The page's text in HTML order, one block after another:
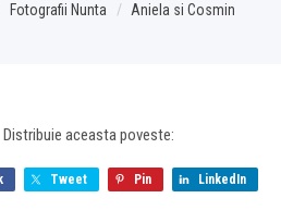
Fotografii Nunta Aniela si Cosmin
Distribuie aceasta poveste:
Tweet Pin LinkedIn